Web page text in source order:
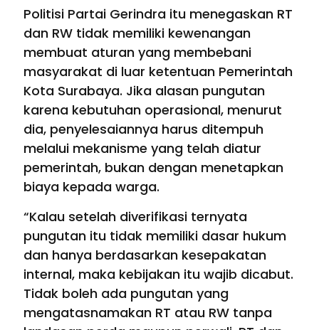
Politisi Partai Gerindra itu menegaskan RT
dan RW tidak memiliki kewenangan
membuat aturan yang membebani
masyarakat di luar ketentuan Pemerintah
Kota Surabaya. Jika alasan pungutan
karena kebutuhan operasional, menurut
dia, penyelesaiannya harus ditempuh
melalui mekanisme yang telah diatur
pemerintah, bukan dengan menetapkan
biaya kepada warga.
“Kalau setelah diverifikasi ternyata
pungutan itu tidak memiliki dasar hukum
dan hanya berdasarkan kesepakatan
internal, maka kebijakan itu wajib dicabut.
Tidak boleh ada pungutan yang
mengatasnamakan RT atau RW tanpa